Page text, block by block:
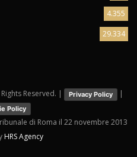
4.355
29.334
Rights Reserved. | Privacy Policy |
Policy
di Roma il 22 novembre 2013
HRS Agency